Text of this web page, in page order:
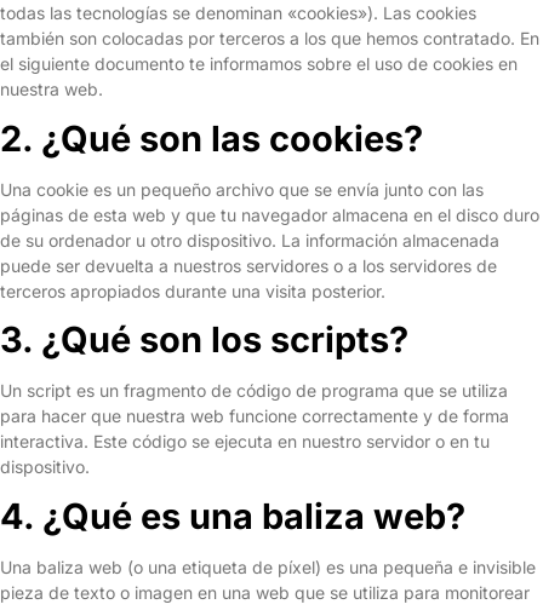
todas las tecnologías se denominan «cookies»). Las cookies
también son colocadas por terceros a los que hemos contratado. En
el siguiente documento te informamos sobre el uso de cookies en
nuestra web.
2. ¿Qué son las cookies?
Una cookie es un pequeño archivo que se envía junto con las
páginas de esta web y que tu navegador almacena en el disco duro
de su ordenador u otro dispositivo. La información almacenada
puede ser devuelta a nuestros servidores o a los servidores de
terceros apropiados durante una visita posterior.
3. ¿Qué son los scripts?
Un script es un fragmento de código de programa que se utiliza
para hacer que nuestra web funcione correctamente y de forma
interactiva. Este código se ejecuta en nuestro servidor o en tu
dispositivo.
4. ¿Qué es una baliza web?
Una baliza web (o una etiqueta de píxel) es una pequeña e invisible
pieza de texto o imagen en una web que se utiliza para monitorear